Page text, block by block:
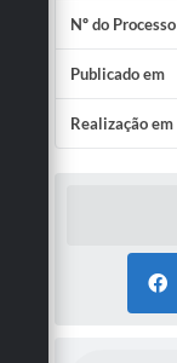
Nº do Processo
Publicado em
Realização em